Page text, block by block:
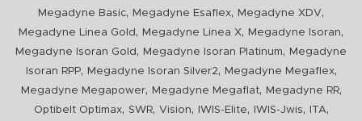
Megadyne Basic, Megadyne Esaflex, Megadyne XDV,
Megadyne Linea Gold , Megadyne Linea X, Megadyne Isoran,
Megadyne Isoran Gold , Megadyne Isoran Platinum,
Megadyne
Isoran RPP, Megadyne Isoran Silver2, Megadyne Megaflex,
Megadyne Megapower, Megadyne Megaflat, Megadyne RR,
Optibelt Optimax, SWR, Vision, IWIS-Elite, IWIS-Jwis, ITA,